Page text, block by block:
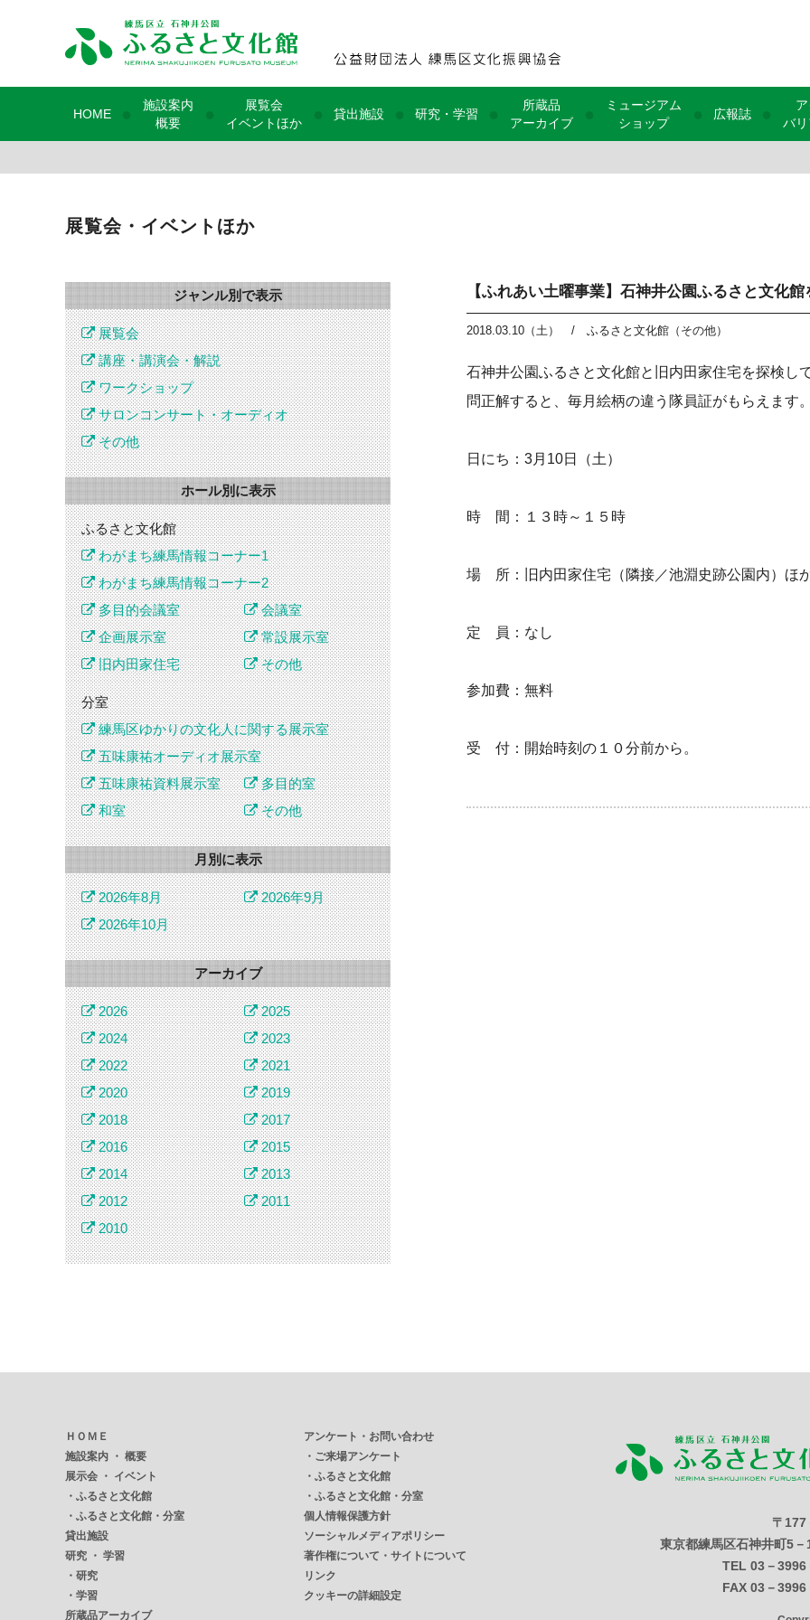
HOME
施設案内
概要
展覧会
イベントほか
貸出施設 研究・学習
所蔵品
アーカイブ
ミュージアム
ショップ
広報誌
バ
展覧会・イベントほか
ジャンル別で表示
展覧会
講座・講演会・解説
ワークショップ
サロンコンサート・オーディオ
その他
ホール別に表示
ふるさと文化館
わがまち練馬情報コーナー1
わがまち練馬情報コーナー2
多目的会議室
会議室
企画展示室
常設展示室
旧内田家住宅
その他
分室
練馬区ゆかりの文化人に関する展示室
五味康祐オーディオ展示室
五味康祐資料展示室
多目的室
和室
その他
月別に表示
2026年8月
2026年9月
2026年10月
アーカイブ
2026
2025
2024
2023
2022
2021
2020
2019
2018
2017
2016
2015
2014
2013
2012
2011
2010
【ふれあい土曜事業】石神井公園ふるさと文化
2018.03.10（土） / ふるさと文化館（その他）
石神井公園ふるさと文化館と旧内田家住宅を探検し
問正解すると、毎月絵柄の違う隊員証がもらえます
日にち：3月10日（土）
時 間：１３時～１５時
場 所：旧内田家住宅（隣接／池淵史跡公園内）ほ
定 員：なし
参加費：無料
受 付：開始時刻の１０分前から。
ＨＯＭＥ
施設案内 ・ 概要
展示会 ・ イベント
・ ふるさと文化館
・ ふるさと文化館・分室
貸出施設
研究 ・ 学習
・ 研究
・ 学習
所蔵品アーカイブ
アンケート・お問い合わせ
・ ご来場アンケート
・ ふるさと文化館
・ ふるさと文化館・分室
個人情報保護方針
ソーシャルメディアポリシー
著作権について・サイトについて
リンク
クッキーの詳細設定
〒177
東京都練馬区石神井町5－
TEL 03－3996
FAX 03－3996